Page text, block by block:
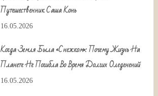
Путешественник Саша Конь
16.05.2026
Когда Земля Была «снежком»: Почему Жизнь На
Планете Не Погибла Во Время Долгих Оледенений
16.05.2026